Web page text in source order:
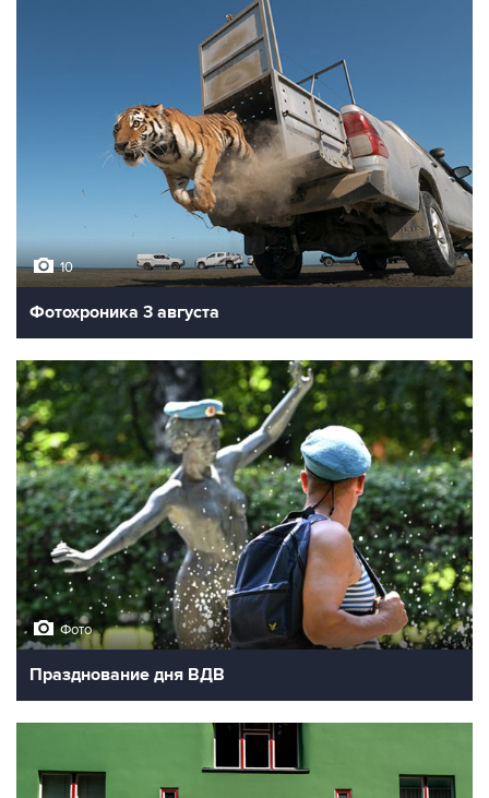
10
Фотохроника 3 августа
Фото
Празднование дня ВДВ